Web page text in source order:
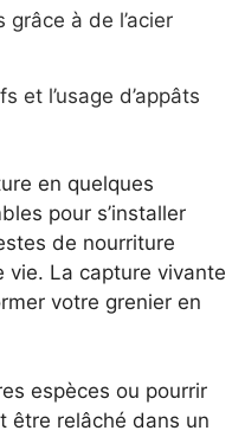
à de l’acier
l’usage d’appâts
en quelques
pour s’installer
de nourriture
La capture vivante
votre grenier en
espèces ou pourrir
être relâché dans un